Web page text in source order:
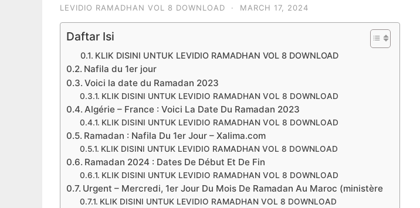
LEVIDIO RAMADHAN VOL 8 DOWNLOAD · MARCH 17, 2024
Daftar Isi
KLIK DISINI UNTUK LEVIDIO RAMADHAN VOL 8 DOWNLOAD
Nafila du 1er jour
Voici la date du Ramadan 2023
KLIK DISINI UNTUK LEVIDIO RAMADHAN VOL 8 DOWNLOAD
Algérie – France : Voici La Date Du Ramadan 2023
KLIK DISINI UNTUK LEVIDIO RAMADHAN VOL 8 DOWNLOAD
Ramadan : Nafila Du 1er Jour – Xalima.com
KLIK DISINI UNTUK LEVIDIO RAMADHAN VOL 8 DOWNLOAD
Ramadan 2024 : Dates De Début Et De Fin
KLIK DISINI UNTUK LEVIDIO RAMADHAN VOL 8 DOWNLOAD
Urgent – Mercredi, 1er Jour Du Mois De Ramadan Au Maroc (ministère
KLIK DISINI UNTUK LEVIDIO RAMADHAN VOL 8 DOWNLOAD